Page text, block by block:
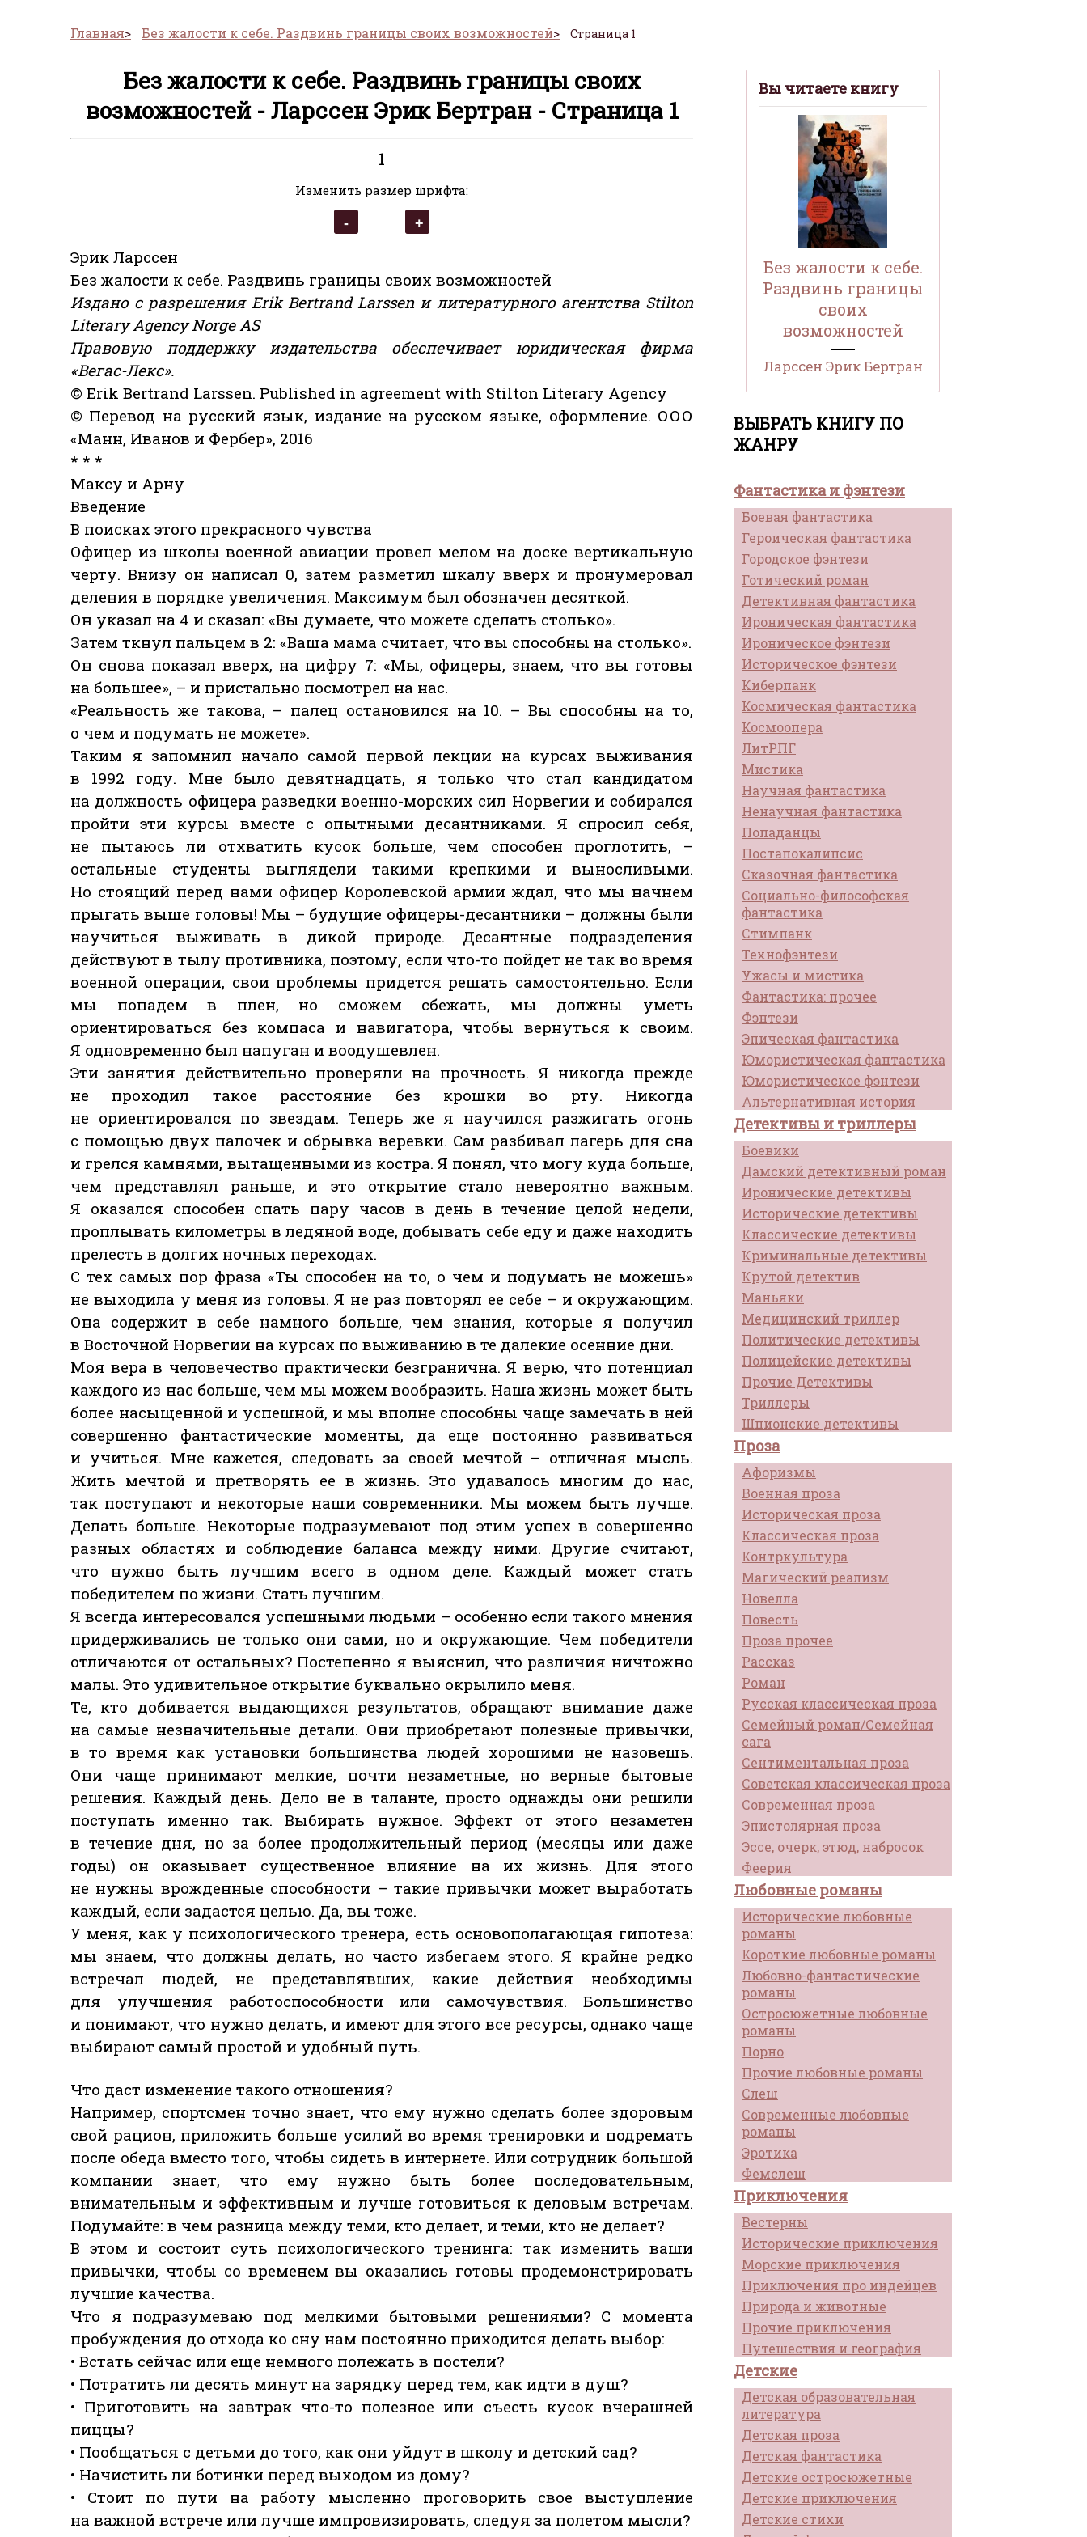
Главная Без жалости к себе. Раздвинь границы своих возможностей Страница 1
Вы читаете книгу
Без жалости к себе.
Раздвинь границы
своих
возможностей
Ларссен Эрик Бертран
ВЫБРАТЬ КНИГУ ПО
ЖАНРУ
Фантастика и фэнтези
Боевая фантастика
Героическая фантастика
Городское фэнтези
Готический роман
Детективная фантастика
Ироническая фантастика
Ироническое фэнтези
Историческое фэнтези
Киберпанк
Космическая фантастика
Космоопера
ЛитРПГ
Мистика
Научная фантастика
Ненаучная фантастика
Попаданцы
Постапокалипсис
Сказочная фантастика
Социально-философская
фантастика
Стимпанк
Технофэнтези
Ужасы и мистика
Фантастика: прочее
Фэнтези
Эпическая фантастика
Юмористическая фантастика
Юмористическое фэнтези
Альтернативная история
Детективы и триллеры
Боевики
Дамский детективный роман
Иронические детективы
Исторические детективы
Классические детективы
Криминальные детективы
Крутой детектив
Маньяки
Медицинский триллер
Политические детективы
Полицейские детективы
Прочие Детективы
Триллеры
Шпионские детективы
Проза
Афоризмы
Военная проза
Историческая проза
Классическая проза
Контркультура
Магический реализм
Новелла
Повесть
Проза прочее
Рассказ
Роман
Русская классическая проза
Семейный роман/Семейная
сага
Сентиментальная проза
Советская классическая проза
Современная проза
Эпистолярная проза
Эссе, очерк, этюд, набросок
Феерия
Любовные романы
Исторические любовные
романы
Короткие любовные романы
Любовно-фантастические
романы
Остросюжетные любовные
романы
Порно
Прочие любовные романы
Слеш
Современные любовные
романы
Эротика
Фемслеш
Приключения
Вестерны
Исторические приключения
Морские приключения
Приключения про индейцев
Природа и животные
Прочие приключения
Путешествия и география
Детские
Детская образовательная
литература
Детская проза
Детская фантастика
Детские остросюжетные
Детские приключения
Детские стихи
Без жалости к себе. Раздвинь границы своих
возможностей - Ларссен Эрик Бертран - Страница 1
1
Изменить размер шрифта:
Эрик Ларcсен
Без жалости к себе. Раздвинь границы своих возможностей
Издано с разрешения Erik Bertrand Larssen и литературного агентства Stilton
Literary Agency Norge AS
Правовую поддержку издательства обеспечивает юридическая фирма
«Вегас-Лекс».
© Erik Bertrand Larssen. Published in agreement with Stilton Literary Agency
© Перевод на русский язык, издание на русском языке, оформление. ООО
«Манн, Иванов и Фербер», 2016
* * *
Максу и Арну
Введение
В поисках этого прекрасного чувства
Офицер из школы военной авиации провел мелом на доске вертикальную
черту. Внизу он написал 0, затем разметил шкалу вверх и пронумеровал
деления в порядке увеличения. Максимум был обозначен десяткой.
Он указал на 4 и сказал: «Вы думаете, что можете сделать столько».
Затем ткнул пальцем в 2: «Ваша мама считает, что вы способны на столько».
Он снова показал вверх, на цифру 7: «Мы, офицеры, знаем, что вы готовы
на большее», – и пристально посмотрел на нас.
«Реальность же такова, – палец остановился на 10. – Вы способны на то,
о чем и подумать не можете».
Таким я запомнил начало самой первой лекции на курсах выживания
в 1992 году. Мне было девятнадцать, я только что стал кандидатом
на должность офицера разведки военно-морских сил Норвегии и собирался
пройти эти курсы вместе с опытными десантниками. Я спросил себя,
не пытаюсь ли отхватить кусок больше, чем способен проглотить, –
остальные студенты выглядели такими крепкими и выносливыми.
Но стоящий перед нами офицер Королевской армии ждал, что мы начнем
прыгать выше головы! Мы – будущие офицеры-десантники – должны были
научиться выживать в дикой природе. Десантные подразделения
действуют в тылу противника, поэтому, если что-то пойдет не так во время
военной операции, свои проблемы придется решать самостоятельно. Если
мы попадем в плен, но сможем сбежать, мы должны уметь
ориентироваться без компаса и навигатора, чтобы вернуться к своим.
Я одновременно был напуган и воодушевлен.
Эти занятия действительно проверяли на прочность. Я никогда прежде
не проходил такое расстояние без крошки во рту. Никогда
не ориентировался по звездам. Теперь же я научился разжигать огонь
с помощью двух палочек и обрывка веревки. Сам разбивал лагерь для сна
и грелся камнями, вытащенными из костра. Я понял, что могу куда больше,
чем представлял раньше, и это открытие стало невероятно важным.
Я оказался способен спать пару часов в день в течение целой недели,
проплывать километры в ледяной воде, добывать себе еду и даже находить
прелесть в долгих ночных переходах.
С тех самых пор фраза «Ты способен на то, о чем и подумать не можешь»
не выходила у меня из головы. Я не раз повторял ее себе – и окружающим.
Она содержит в себе намного больше, чем знания, которые я получил
в Восточной Норвегии на курсах по выживанию в те далекие осенние дни.
Моя вера в человечество практически безгранична. Я верю, что потенциал
каждого из нас больше, чем мы можем вообразить. Наша жизнь может быть
более насыщенной и успешной, и мы вполне способны чаще замечать в ней
совершенно фантастические моменты, да еще постоянно развиваться
и учиться. Мне кажется, следовать за своей мечтой – отличная мысль.
Жить мечтой и претворять ее в жизнь. Это удавалось многим до нас,
так поступают и некоторые наши современники. Мы можем быть лучше.
Делать больше. Некоторые подразумевают под этим успех в совершенно
разных областях и соблюдение баланса между ними. Другие считают,
что нужно быть лучшим всего в одном деле. Каждый может стать
победителем по жизни. Стать лучшим.
Я всегда интересовался успешными людьми – особенно если такого мнения
придерживались не только они сами, но и окружающие. Чем победители
отличаются от остальных? Постепенно я выяснил, что различия ничтожно
малы. Это удивительное открытие буквально окрылило меня.
Те, кто добивается выдающихся результатов, обращают внимание даже
на самые незначительные детали. Они приобретают полезные привычки,
в то время как установки большинства людей хорошими не назовешь.
Они чаще принимают мелкие, почти незаметные, но верные бытовые
решения. Каждый день. Дело не в таланте, просто однажды они решили
поступать именно так. Выбирать нужное. Эффект от этого незаметен
в течение дня, но за более продолжительный период (месяцы или даже
годы) он оказывает существенное влияние на их жизнь. Для этого
не нужны врожденные способности – такие привычки может выработать
каждый, если задастся целью. Да, вы тоже.
У меня, как у психологического тренера, есть основополагающая гипотеза:
мы знаем, что должны делать, но часто избегаем этого. Я крайне редко
встречал людей, не представлявших, какие действия необходимы
для улучшения работоспособности или самочувствия. Большинство
и понимают, что нужно делать, и имеют для этого все ресурсы, однако чаще
выбирают самый простой и удобный путь.
Что даст изменение такого отношения?
Например, спортсмен точно знает, что ему нужно сделать более здоровым
свой рацион, приложить больше усилий во время тренировки и подремать
после обеда вместо того, чтобы сидеть в интернете. Или сотрудник большой
компании знает, что ему нужно быть более последовательным,
внимательным и эффективным и лучше готовиться к деловым встречам.
Подумайте: в чем разница между теми, кто делает, и теми, кто не делает?
В этом и состоит суть психологического тренинга: так изменить ваши
привычки, чтобы со временем вы оказались готовы продемонстрировать
лучшие качества.
Что я подразумеваю под мелкими бытовыми решениями? С момента
пробуждения до отхода ко сну нам постоянно приходится делать выбор:
• Встать сейчас или еще немного полежать в постели?
• Потратить ли десять минут на зарядку перед тем, как идти в душ?
• Приготовить на завтрак что-то полезное или съесть кусок вчерашней
пиццы?
• Пообщаться с детьми до того, как они уйдут в школу и детский сад?
• Начистить ли ботинки перед выходом из дому?
• Стоит по пути на работу мысленно проговорить свое выступление
на важной встрече или лучше импровизировать, следуя за полетом мысли?